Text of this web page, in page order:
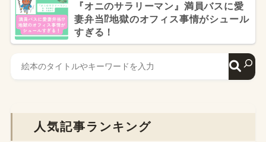
『オニのサラリーマン』満員バスに愛
妻弁当⁉︎地獄のオフィス事情がシュール
すぎる！
人気記事ランキング